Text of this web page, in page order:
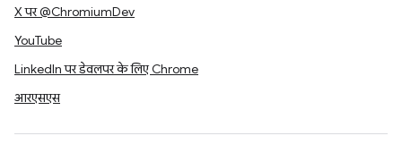
X पर @ChromiumDev
YouTube
LinkedIn पर डेवलपर के लिए Chrome
आरएसएस